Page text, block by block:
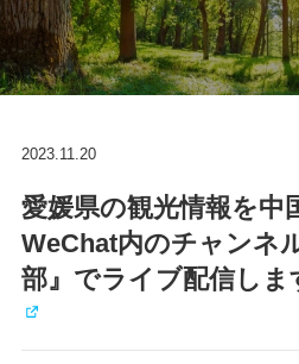
2023.11.20
愛媛県の観光情報を中
WeChat内のチャンネ
部』でライブ配信しま